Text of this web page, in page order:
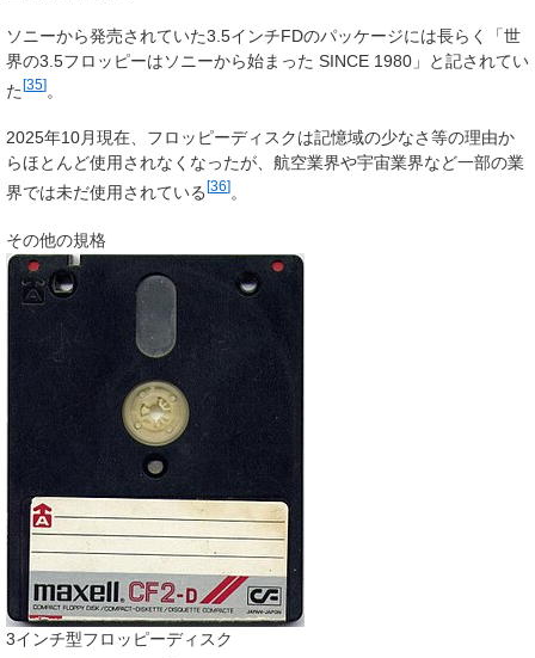
ソニーから発売されていた3.5インチFDのパッケージには長らく「世
界の3.5フロッピーはソニーから始まった SINCE 1980 」と記されてい
た [35] 。
2025年10月現在、フロッピーディスクは記憶域の少なさ等の理由か
らほとんど使用されなくなったが、航空業界や宇宙業界など一部の業
界では未だ使用されている [36] 。
その他の規格
3インチ型フロッピーディスク